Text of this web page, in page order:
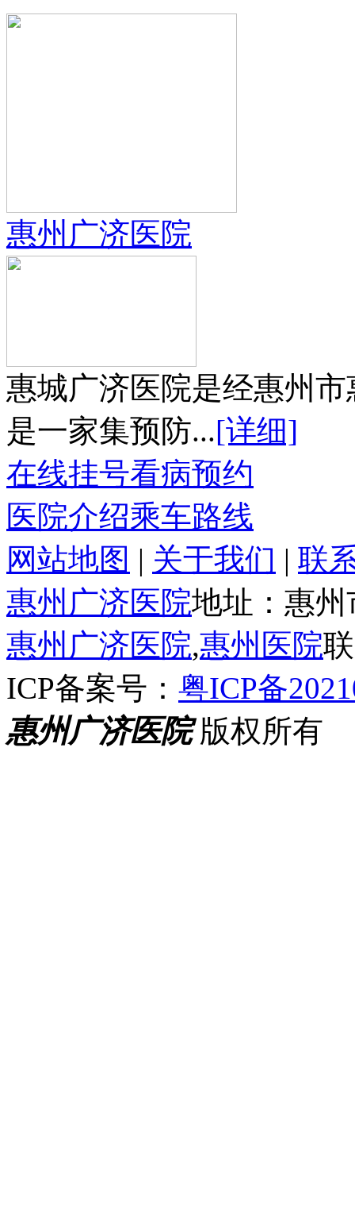
惠州广济医院
惠城广济医院是经惠州
是一家集预防...[详细]
在线挂号看病预约
医院介绍乘车路线
网站地图 | 关于我们 | 联
惠州广济医院地址：惠
惠州广济医院,惠州医院
ICP备案号： 粤ICP备
惠州广济医院版权所有